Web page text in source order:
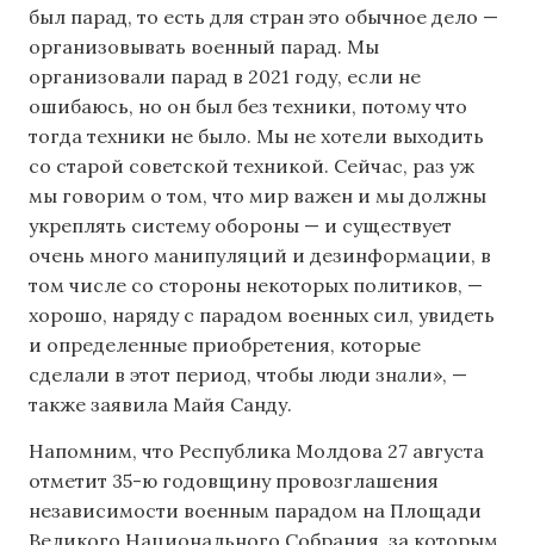
был парад, то есть для стран это обычное дело —
организовывать военный парад. Мы
организовали парад в 2021 году, если не
ошибаюсь, но он был без техники, потому что
тогда техники не было. Мы не хотели выходить
со старой советской техникой. Сейчас, раз уж
мы говорим о том, что мир важен и мы должны
укреплять систему обороны — и существует
очень много манипуляций и дезинформации, в
том числе со стороны некоторых политиков, —
хорошо, наряду с парадом военных сил, увидеть
и определенные приобретения, которые
сделали в этот период, чтобы люди знали», —
также заявила Майя Санду.
Напомним, что Республика Молдова 27 августа
отметит 35-ю годовщину провозглашения
независимости военным парадом на Площади